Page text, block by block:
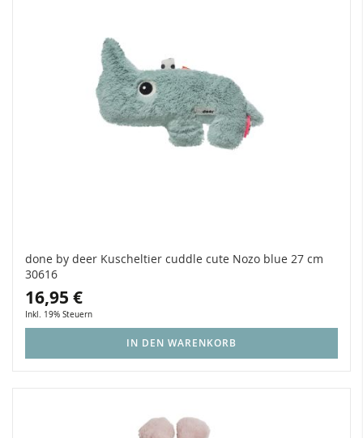
done by deer Kuscheltier cuddle cute Nozo blue 27 cm
30616
16,95 €
Inkl. 19% Steuern
IN DEN WARENKORB